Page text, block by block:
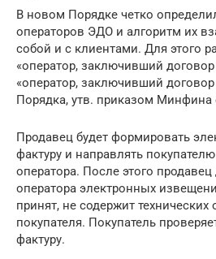
В новом Порядке четко
операторов ЭДО и алгоритм их
собой и с клиентами. Для этого
«оператор, заключивший
«оператор, заключивший
Порядка, утв. приказом Минфина
Продавец будет формировать
фактуру и направлять
оператора. После этого
оператора электронных
принят, не содержит
покупателя. Покупатель
фактуру.